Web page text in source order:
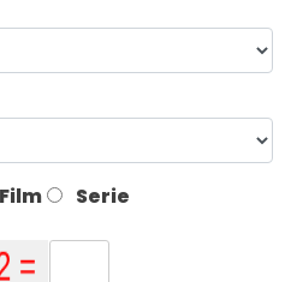
Film Serie